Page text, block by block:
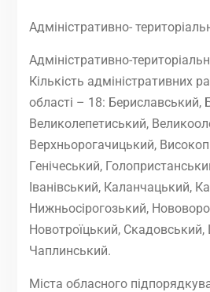
Адміністративно-
Адміністративно-
Кількість адміністративних
області – 18: Бериславський,
Великолепетиський,
Верхньорогачицький,
Генічеський,
Іванівський, Каланчацький,
Нижньосірогозький,
Новотроїцький,
Чаплинський.
Міста обласного